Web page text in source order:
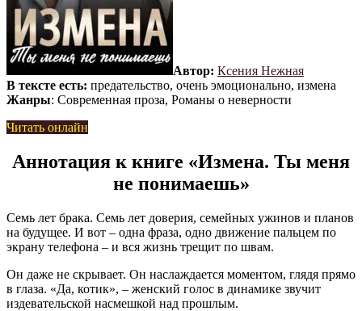
Автор: Ксения Нежная
В тексте есть: предательство, очень эмоционально, измена
Жанры: Современная проза, Романы о неверности
Читать онлайн
Аннотация к книге «Измена. Ты меня
не понимаешь»
Семь лет брака. Семь лет доверия, семейных ужинов и планов
на будущее. И вот – одна фраза, одно движение пальцем по
экрану телефона – и вся жизнь трещит по швам.
Он даже не скрывает. Он наслаждается моментом, глядя прямо
в глаза. «Да, котик», – женский голос в динамике звучит
издевательской насмешкой над прошлым.